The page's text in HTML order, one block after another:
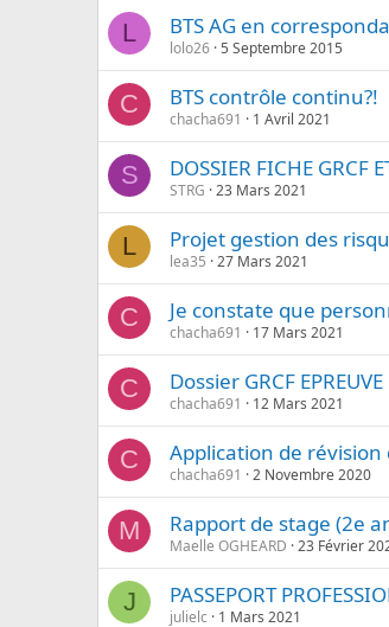
L BTS AG en
lolo26 5 Septembre 2015
C BTS contrôle continu?!
chacha691 1 Avril 2021
S DOSSIER FICHE GRCF
STRG 23 Mars 2021
L Projet gestion des
lea35 27 Mars 2021
C Je constate que
chacha691 17 Mars 2021
C Dossier GRCF EPREUVE
chacha691 12 Mars 2021
C Application de
chacha691 2 Novembre 2020
M Rapport de stage (2e
Maelle OGHEARD 23 Février
J PASSEPORT
julielc 1 Mars 2021